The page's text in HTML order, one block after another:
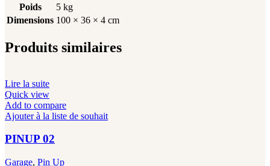
Poids
5 kg
Dimensions 100 × 36 × 4 cm
Produits similaires
Lire la suite
Quick view
Add to compare
Ajouter à la liste de souhait
PINUP 02
Garage, Pin Up